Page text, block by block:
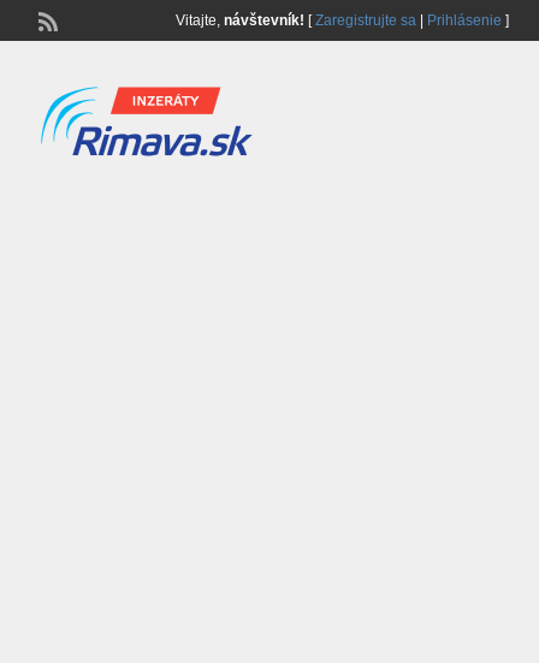
Vitajte, návštevník! [Zaregistrujte sa| Prihlásenie ]